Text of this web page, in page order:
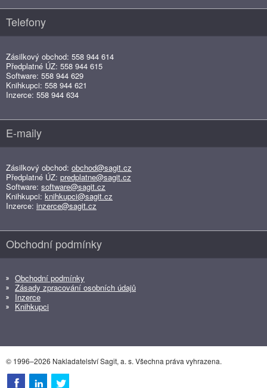
Telefony
Zásilkový obchod: 558 944 614
Předplatné ÚZ: 558 944 615
Software: 558 944 629
Knihkupci: 558 944 621
Inzerce: 558 944 634
E-maily
Zásilkový obchod: obchod@sagit.cz
Předplatné ÚZ: predplatne@sagit.cz
Software: software@sagit.cz
Knihkupci: knihkupci@sagit.cz
Inzerce: inzerce@sagit.cz
Obchodní podmínky
Obchodní podmínky
Zásady zpracování osobních údajů
Inzerce
Knihkupci
© 1996–2026 Nakladatelství Sagit, a. s. Všechna práva vyhrazena.